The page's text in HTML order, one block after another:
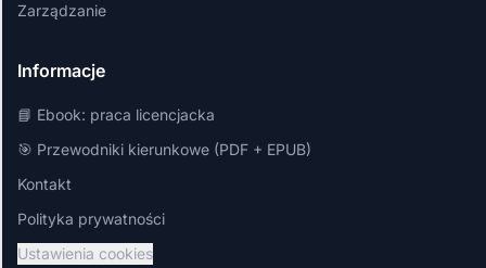
Zarządzanie
Informacje
📘 Ebook: praca licencjacka
🎯 Przewodniki kierunkowe (PDF + EPUB)
Kontakt
Polityka prywatności
Ustawienia cookies
plików cookies,
najlepsze
doświadczenia